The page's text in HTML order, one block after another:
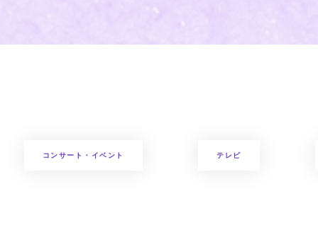
コンサート・イベント テレビ